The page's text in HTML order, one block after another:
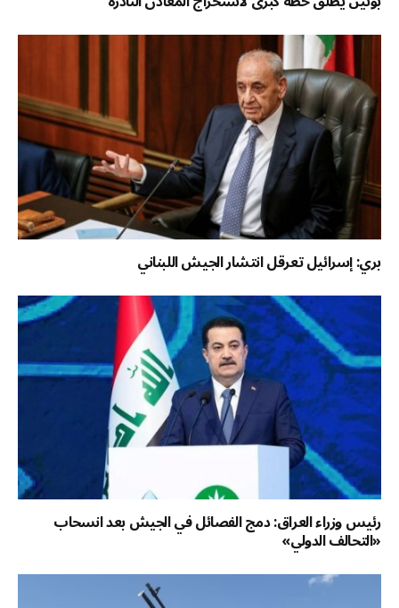
بري: إسرائيل تعرقل انتشار الجيش اللبناني
رئيس وزراء العراق: دمج الفصائل في الجيش بعد انسحاب
«التحالف الدولي»